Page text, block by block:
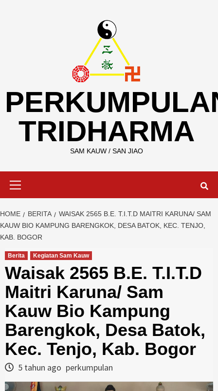
TRIDHARMA
SAM KAUW / SAN JIAO
HOME BERITA
WAISAK 2565 B.E. T.I.T.D MAITRI KARUNA/ SAM
KAUW BIO KAMPUNG BARENGKOK, DESA BATOK, KEC. TENJO,
KAB. BOGOR
Berita Kegiatan Sam Kauw
Waisak 2565 B.E. T.I.T.D
Maitri Karuna/ Sam
Kauw Bio Kampung
Barengkok, Desa Batok,
Kec. Tenjo, Kab. Bogor
5 tahun ago perkumpulan